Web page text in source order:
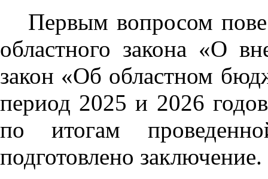
Первым вопросом
областного закона «О
закон «Об областном
период 2025 и 2026
по итогам
подготовлено заключение.